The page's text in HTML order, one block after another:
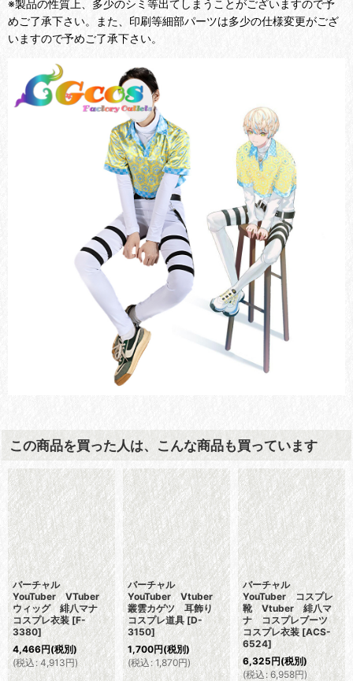
※製品の性質上、多少のシミ等出てしまうことがございますので予
めご了承下さい。また、印刷等細部パーツは多少の仕様変更がござ
いますので予めご了承下さい。
この商品を買った人は、こんな商品も買っています
バーチャル
YouTuber VTuber
ウィッグ 緋八マナ
コスプレ衣装 [F-
3380]
4,466円(税別)
(税込: 4,913円)
バーチャル
YouTuber Vtuber
叢雲カゲツ 耳飾り
コスプレ道具 [D-
3150]
1,700円(税別)
(税込: 1,870円)
バーチャル
YouTuber コスプレ
靴 Vtuber 緋八マ
ナ コスプレブーツ
コスプレ衣装 [ACS-
6524]
6,325円(税別)
(税込: 6,958円)